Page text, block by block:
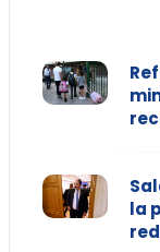
la